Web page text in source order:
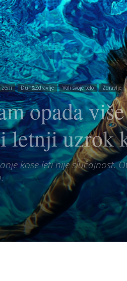
zeni Duh&Zdravlje Voli svoje telo Zdravlje
opada
letnji uzrok
kose leti nije slučajnost.